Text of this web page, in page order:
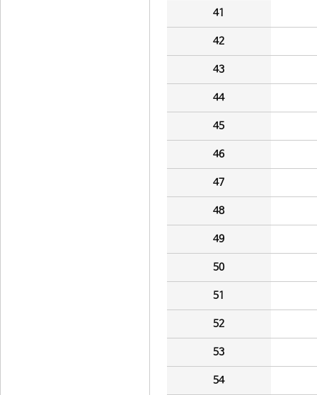
41
42
43
44
45
46
47
48
49
50
51
52
53
54